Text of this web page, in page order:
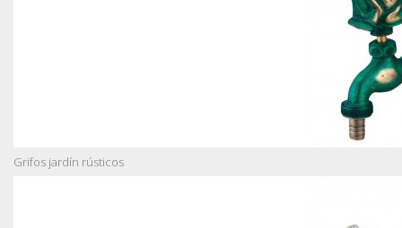
Grifos jardín rústicos